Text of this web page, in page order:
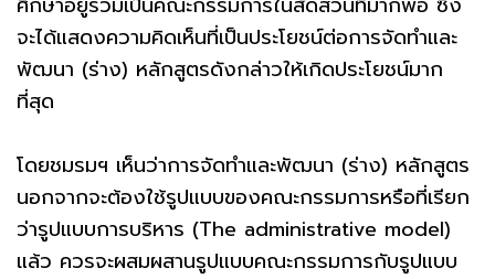
จะได้แสดงความคิดเห็นที่เป็นประโยชน์ต่อการจัดทำและ
พัฒนา (ร่าง) หลักสูตรดังกล่าวให้เกิดประโยชน์มาก
ที่สุด
โดยชมรมฯ เห็นว่าการจัดทำและพัฒนา (ร่าง) หลักสูตร
นอกจากจะต้องใช้รูปแบบของคณะกรรมการหรือที่เรียก
ว่ารูปแบบการบริหาร (The administrative model)
แล้ว ควรจะผสมผสานรูปแบบคณะกรรมการกับรูปแบบ